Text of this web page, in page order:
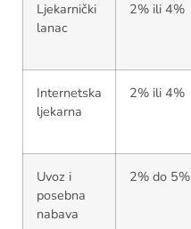
Ljekarnički
lanac
2% ili 4%
Internetska
ljekarna
2% ili 4%
Uvoz i
posebna
nabava
2% do 5%